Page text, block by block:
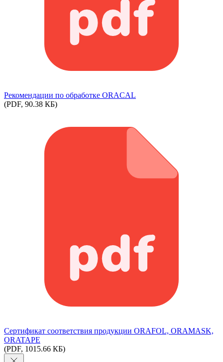
Рекомендации по обработке ORACAL
(PDF, 90.38 КБ)
Сертификат соответствия продукции ORAFOL, ORAMASK,
ORATAPE
(PDF, 1015.66 КБ)